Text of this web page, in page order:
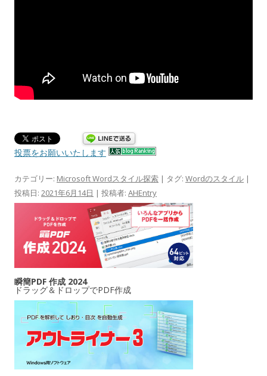
投票をお願いいたします
カテゴリー: Microsoft Wordスタイル探索 | タグ: Wordのスタイル |
投稿日: 2021年6月14日 | 投稿者: AHEntry
瞬簡PDF 作成 2024
ドラッグ＆ドロップでPDF作成